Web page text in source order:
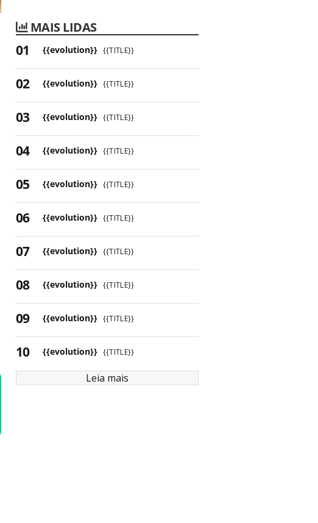
MAIS LIDAS
{{evolution}} {{TITLE}}
{{evolution}} {{TITLE}}
{{evolution}} {{TITLE}}
{{evolution}} {{TITLE}}
{{evolution}} {{TITLE}}
{{evolution}} {{TITLE}}
{{evolution}} {{TITLE}}
{{evolution}} {{TITLE}}
{{evolution}} {{TITLE}}
{{evolution}} {{TITLE}}
Leia mais